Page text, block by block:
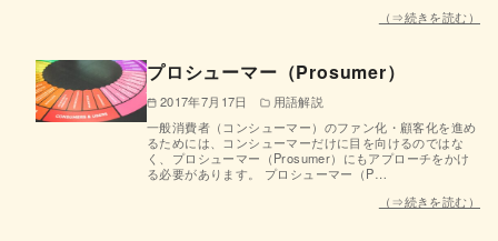
（⇒続きを読む）
プロシューマー（Prosumer）
2017年7月17日
用語解説
一般消費者（コンシューマー）のファン化・顧客化を進め
るためには、コンシューマーだけに目を向けるのではな
く、プロシューマー（Prosumer）にもアプローチをかけ
る必要があります。 プロシューマー（P…
（⇒続きを読む）